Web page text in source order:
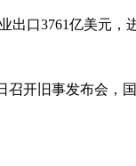
3761亿美元，
旧事发布会，